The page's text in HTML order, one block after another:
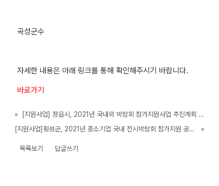
곡성군수
자세한 내용은 아래 링크를 통해 확인해주시기 바랍니다.
바로가기
«
[지원사업] 정읍시, 2021년 국내외 박람회 참가지원사업 추진계획 공고(~예산소진시까지)
[지원사업]횡성군, 2021년 중소기업 국내 전시박람회 참가지원 공고(~예산소진시까지)
»
목록보기 답글쓰기